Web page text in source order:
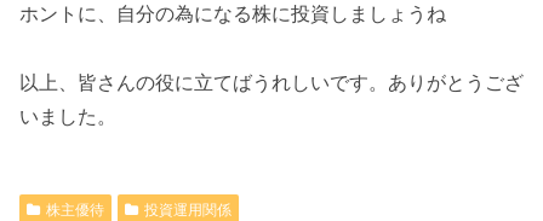
ホントに、自分の為になる株に投資しましょうね
以上、皆さんの役に立てばうれしいです。ありがとうござ
いました。
株主優待 投資運用関係